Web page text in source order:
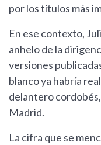
por los títulos más
En ese contexto,
anhelo de la
versiones
blanco ya habría
delantero
Madrid.
La cifra que se